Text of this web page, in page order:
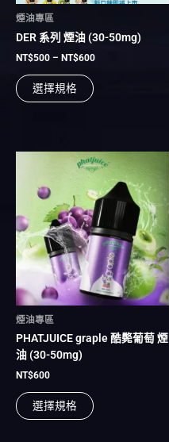
煙油專區
DER 系列 煙油 (30-50mg)
NT$500 – NT$600
選擇規格
在
品
頁
選
煙油專區
PHATJUICE graple 酷斃葡萄 煙
油 (30-50mg)
NT$600
選擇規格
此
產
品
有
多
種
款
式。
可
在
品
擇